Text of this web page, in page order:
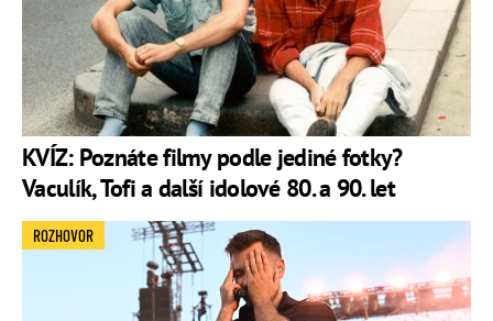
KVÍZ: Poznáte filmy podle jediné fotky?
Vaculík, Tofi a další idolové 80. a 90. let
ROZHOVOR